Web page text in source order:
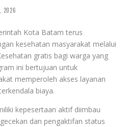
2026
Kota Batam terus
kesehatan masyarakat melalui
gratis bagi warga yang
ini bertujuan untuk
memperoleh akses layanan
biaya.
kepesertaan aktif diimbau
dan pengaktifan status